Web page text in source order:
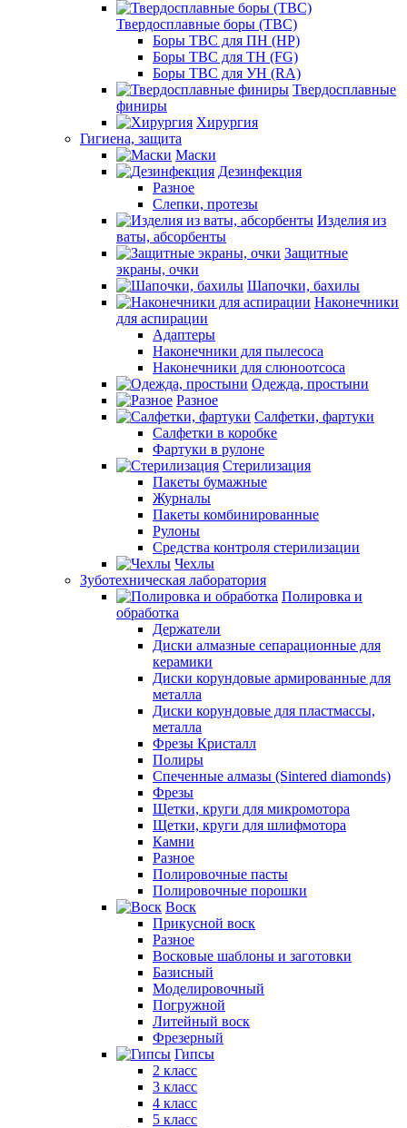
Твердосплавные боры (ТВС)
Боры ТВС для ПН (HP)
Боры ТВС для ТН (FG)
Боры ТВС для УН (RA)
Твердосплавные
финиры
Хирургия
Гигиена, защита
Маски
Дезинфекция
Разное
Слепки, протезы
Изделия из
ваты, абсорбенты
Защитные
экраны, очки
Шапочки, бахилы
Наконечники
для аспирации
Адаптеры
Наконечники для пылесоса
Наконечники для слюноотсоса
Одежда, простыни
Разное
Салфетки, фартуки
Салфетки в коробке
Фартуки в рулоне
Стерилизация
Пакеты бумажные
Журналы
Пакеты комбинированные
Рулоны
Средства контроля стерилизации
Чехлы
Зуботехническая лаборатория
Полировка и
обработка
Держатели
Диски алмазные сепарационные для
керамики
Диски корундовые армированные для
металла
Диски корундовые для пластмассы,
металла
Фрезы Кристалл
Полиры
Спеченные алмазы (Sintered diamonds)
Фрезы
Щетки, круги для микромотора
Щетки, круги для шлифмотора
Камни
Разное
Полировочные пасты
Полировочные порошки
Воск
Прикусной воск
Разное
Восковые шаблоны и заготовки
Базисный
Моделировочный
Погружной
Литейный воск
Фрезерный
Гипсы
2 класс
3 класс
4 класс
5 класс